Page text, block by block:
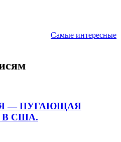
Самые интересные
— ПУГАЮЩАЯ
В США.